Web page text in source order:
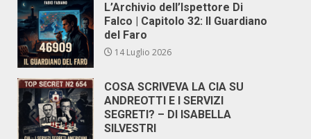
L’Archivio dell’Ispettore Di
Falco | Capitolo 32: Il Guardiano
del Faro
14 Luglio 2026
COSA SCRIVEVA LA CIA SU
ANDREOTTI E I SERVIZI
SEGRETI? – DI ISABELLA
SILVESTRI